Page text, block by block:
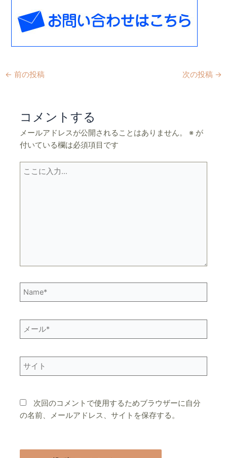
← 前の投稿 次の投稿 →
コメントする
メールアドレスが公開されることはありません。 ※ が
付いている欄は必須項目です
こ
Name*
ー
サ
イ
次回のコメントで使用するためブラウザーに自分
の名前、メールアドレス、サイトを保存する。